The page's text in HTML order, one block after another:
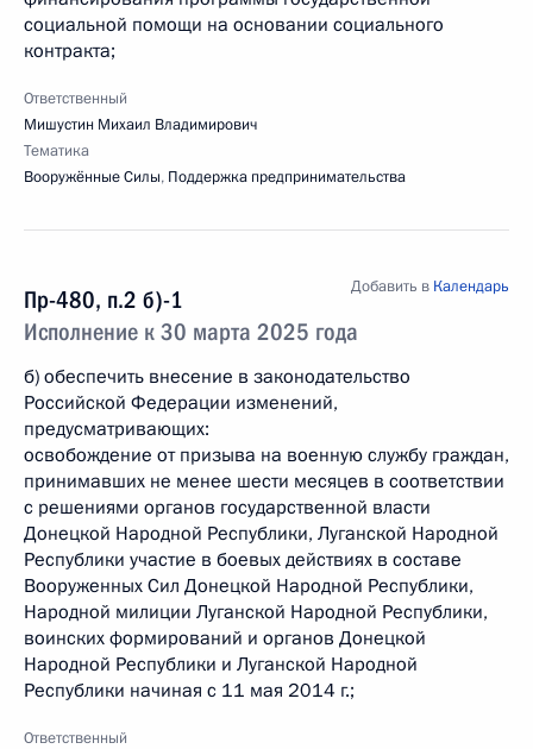
социальной помощи на основании социального
контракта;
Ответственный
Мишустин Михаил Владимирович
Тематика
Вооружённые Силы, Поддержка предпринимательства
Пр-480, п.2 б)-1
Исполнение к 30 марта 2025 года
Добавить в Календарь
б) обеспечить внесение в законодательство
Российской Федерации изменений,
предусматривающих:
освобождение от призыва на военную службу граждан,
принимавших не менее шести месяцев в соответствии
с решениями органов государственной власти
Донецкой Народной Республики, Луганской Народной
Республики участие в боевых действиях в составе
Вооруженных Сил Донецкой Народной Республики,
Народной милиции Луганской Народной Республики,
воинских формирований и органов Донецкой
Народной Республики и Луганской Народной
Республики начиная с 11 мая 2014 г.;
Ответственный